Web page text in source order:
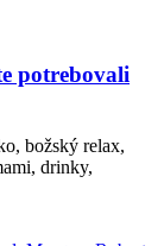
potrebovali
božský relax,
drinky,